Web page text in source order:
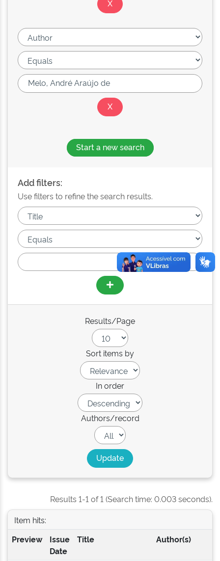
Start a new search
Add filters:
Use filters to refine the search results.
Results/Page
Sort items by
In order
Authors/record
Results 1-1 of 1 (Search time: 0.003 seconds).
Item hits:
Preview
Issue
Date
Title Author(s)